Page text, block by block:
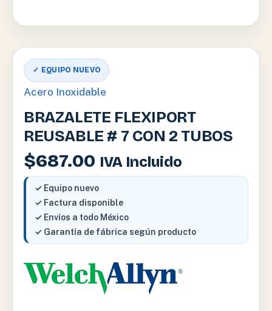
✓ EQUIPO NUEVO
Acero Inoxidable
BRAZALETE FLEXIPORT
REUSABLE # 7 CON 2 TUBOS
$687.00 IVA Incluido
✓ Equipo nuevo
✓ Factura disponible
✓ Envíos a todo México
✓ Garantía de fábrica según producto